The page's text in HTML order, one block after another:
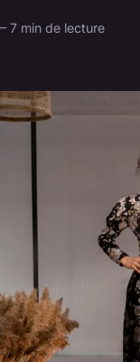
min de lecture